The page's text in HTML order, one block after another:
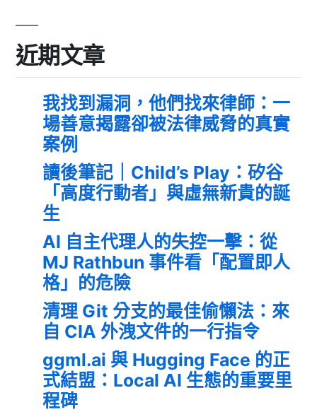
近期文章
我找到漏洞，他們找來律師：一
場善意揭露卻被法律威脅的真實
案例
讀後筆記｜Child’s Play：矽谷
「高度行動者」與虛無新貴的誕
生
AI 自主代理人的失控一擊：從
MJ Rathbun 事件看「配置即人
格」的危險
清理 Git 分支的最佳偷懶法：來
自 CIA 外洩文件的一行指令
ggml.ai 與 Hugging Face 的正
式結盟：Local AI 生態的重要里
程碑